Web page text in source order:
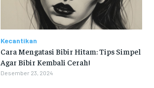
Kecantikan
Cara Mengatasi Bibir Hitam: Tips Simpel
Agar Bibir Kembali Cerah!
Desember 23, 2024